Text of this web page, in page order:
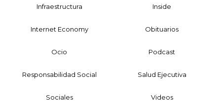
Infraestructura Inside
Internet Economy Obituarios
Ocio Podcast
Responsabilidad Social Salud Ejecutiva
Sociales Videos